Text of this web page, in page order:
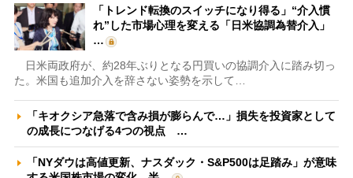
「トレンド転換のスイッチになり得る」“介入慣
れ”した市場心理を変える「日米協調為替介入」
…
日米両政府が、約28年ぶりとなる円買いの協調介入に踏み切っ
た。米国も追加介入を辞さない姿勢を示して…
「キオクシア急落で含み損が膨らんで…」損失を投資家として
の成長につなげる4つの視点 …
「NYダウは高値更新、ナスダック・S&P500は足踏み」が意味